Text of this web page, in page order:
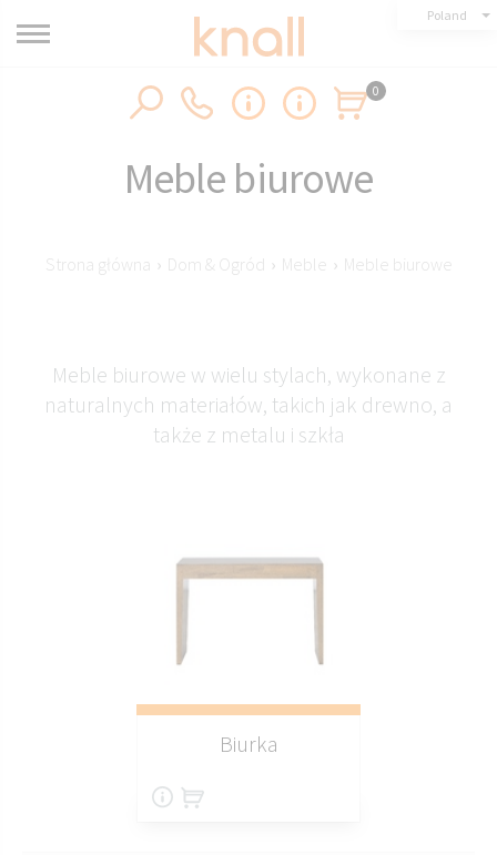
Poland
0
Meble biurowe
Strona główna › Dom & Ogród › Meble › Meble biurowe
Meble biurowe w wielu stylach, wykonane z
naturalnych materiałów, takich jak drewno, a
także z metalu i szkła
Biurka